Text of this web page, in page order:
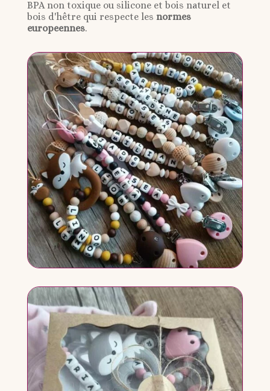
BPA non toxique ou silicone et bois naturel et
bois d'hêtre qui respecte les normes
europeennes.